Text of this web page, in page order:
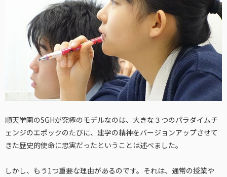
順天学園のSGHが究極のモデルなのは、大きな３つのパラダイムチ
ェンジのエポックのたびに、建学の精神をバージョンアップさせて
きた歴史的使命に忠実だったということは述べました。
しかし、もう1つ重要な理由があるのです。それは、通常の授業や